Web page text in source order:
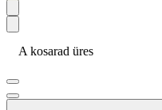
A kosarad üres